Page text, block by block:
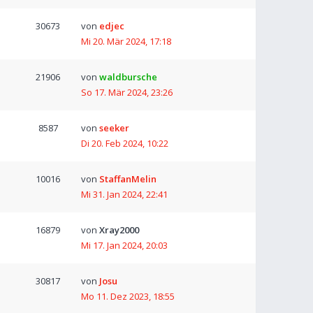
30673 von edjec
Mi 20. Mär 2024, 17:18
21906 von waldbursche
So 17. Mär 2024, 23:26
8587 von seeker
Di 20. Feb 2024, 10:22
10016 von StaffanMelin
Mi 31. Jan 2024, 22:41
16879 von Xray2000
Mi 17. Jan 2024, 20:03
30817 von Josu
Mo 11. Dez 2023, 18:55